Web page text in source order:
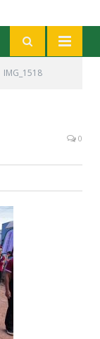
IMG_1518
0